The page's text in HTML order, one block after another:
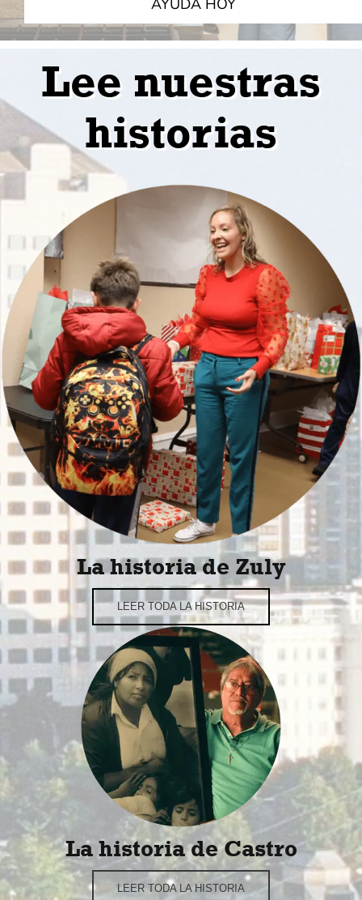
AYUDA HOY
Lee nuestras
historias
La historia de Zuly
LEER TODA LA HISTORIA
La historia de Castro
LEER TODA LA HISTORIA